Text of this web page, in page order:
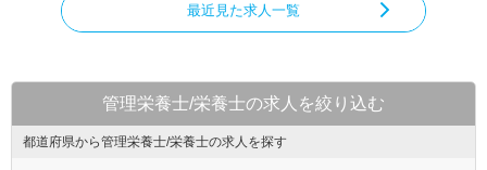
最近見た求人一覧
管理栄養士/栄養士の求人を絞り込む
都道府県から管理栄養士/栄養士の求人を探す